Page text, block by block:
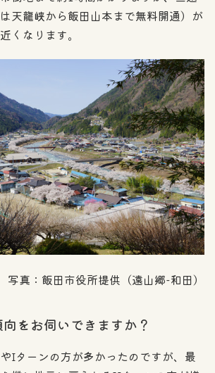
天龍峡から飯田山本まで無料開通）が
くなります。
写真：飯田市役所提供（遠山郷-和田）
をお伺いできますか？
Iターンの方が多かったのですが、最